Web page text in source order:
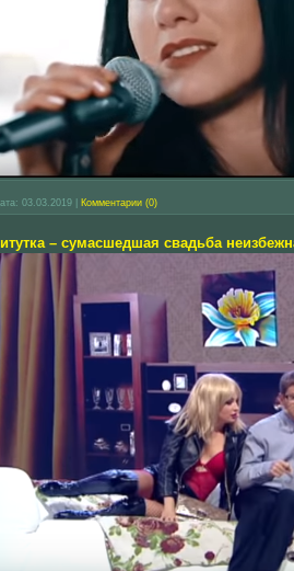
03.03.2019 Комментарии (0)
– сумасшедшая свадьба